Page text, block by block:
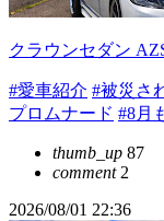
クラウンセダン
#愛車紹介 #被災さ
プロムナード #8月
thumb_up 87
comment2
2026/08/01 22:36